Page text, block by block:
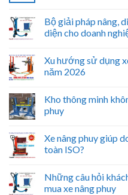
Bộ giải pháp nâng,
diện cho doanh
Xu hướng sử dụng
năm 2026
Kho thông minh
phuy
Xe nâng phuy giúp
toàn ISO?
Những câu hỏi
mua xe nâng phuy